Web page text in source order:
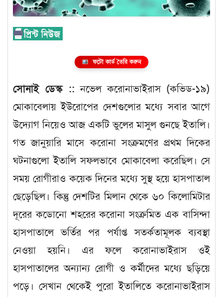
ফটো কার্ড তৈরি করুন
সোনাই ডেস্ক :: নভেল করোনাভাইরাস (কভিড-১৯)
মোকাবেলায় ইউরোপের দেশগুলোর মধ্যে সবার আগে
উদ্যোগ নিয়েও আজ একটি ভুলের মাসুল গুনছে ইতালি।
গত জানুয়ারি মাসে করোনা সংক্রমণের প্রথম দিকের
ঘটনাগুলো ইতালি সফলভাবে মোকাবেলা করেছিল। সে
সময় রোগীরাও কয়েক দিনের মধ্যে সুস্থ হয়ে হাসপাতাল
ছেড়েছিল। কিন্তু দেশটির মিলান থেকে ৬০ কিলোমিটার
দূরের কডোনো শহরের করোনা সংক্রমিত এক বাসিন্দা
হাসপাতালে ভর্তির পর পর্যাপ্ত সতর্কতামূলক ব্যবস্থা
নেওয়া হয়নি। এর ফলে করোনাভাইরাস ওই
হাসপাতালের অন্যান্য রোগী ও কর্মীদের মধ্যে ছড়িয়ে
পড়ে। সেখান থেকেই পুরো ইতালিতে করোনাভাইরাস